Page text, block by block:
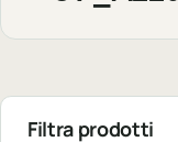
Filtra prodotti